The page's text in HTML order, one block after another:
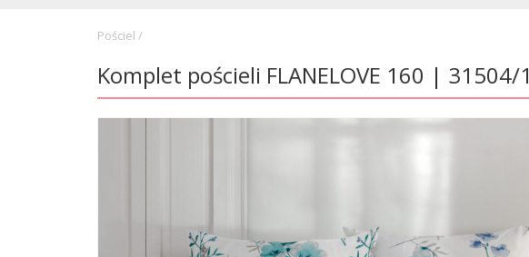
Pościel /
Komplet pościeli FLANELOVE 160 | 31504/1